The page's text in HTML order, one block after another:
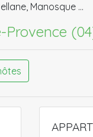
Manosque …
Provence